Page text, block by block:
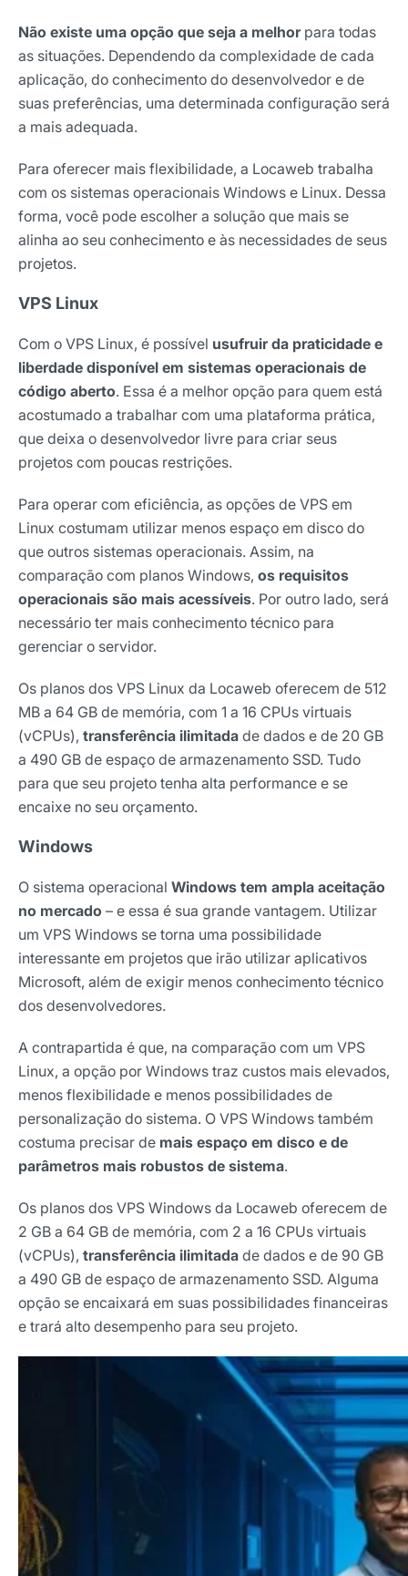
Não existe uma opção que seja a melhor para todas
as situações. Dependendo da complexidade de cada
aplicação, do conhecimento do desenvolvedor e de
suas preferências, uma determinada configuração será
a mais adequada.
Para oferecer mais flexibilidade, a Locaweb trabalha
com os sistemas operacionais Windows e Linux. Dessa
forma, você pode escolher a solução que mais se
alinha ao seu conhecimento e às necessidades de seus
projetos.
VPS Linux
Com o VPS Linux, é possível usufruir da praticidade e
liberdade disponível em sistemas operacionais de
código aberto. Essa é a melhor opção para quem está
acostumado a trabalhar com uma plataforma prática,
que deixa o desenvolvedor livre para criar seus
projetos com poucas restrições.
Para operar com eficiência, as opções de VPS em
Linux costumam utilizar menos espaço em disco do
que outros sistemas operacionais. Assim, na
comparação com planos Windows, os requisitos
operacionais são mais acessíveis. Por outro lado, será
necessário ter mais conhecimento técnico para
gerenciar o servidor.
Os planos dos VPS Linux da Locaweb oferecem de 512
MB a 64 GB de memória, com 1 a 16 CPUs virtuais
(vCPUs), transferência ilimitada de dados e de 20 GB
a 490 GB de espaço de armazenamento SSD. Tudo
para que seu projeto tenha alta performance e se
encaixe no seu orçamento.
Windows
O sistema operacional Windows tem ampla aceitação
no mercado – e essa é sua grande vantagem. Utilizar
um VPS Windows se torna uma possibilidade
interessante em projetos que irão utilizar aplicativos
Microsoft, além de exigir menos conhecimento técnico
dos desenvolvedores.
A contrapartida é que, na comparação com um VPS
Linux, a opção por Windows traz custos mais elevados,
menos flexibilidade e menos possibilidades de
personalização do sistema. O VPS Windows também
costuma precisar de mais espaço em disco e de
parâmetros mais robustos de sistema.
Os planos dos VPS Windows da Locaweb oferecem de
2 GB a 64 GB de memória, com 2 a 16 CPUs virtuais
(vCPUs), transferência ilimitada de dados e de 90 GB
a 490 GB de espaço de armazenamento SSD. Alguma
opção se encaixará em suas possibilidades financeiras
e trará alto desempenho para seu projeto.